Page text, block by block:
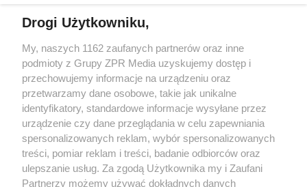
rozpowszechniany lub dalej rozpowszechniany w jakikolwiek sposób
(w tym także elektroniczny lub mechaniczny) na jakimkolwiek polu
eksploatacji w jakiejkolwiek formie, włącznie z umieszczaniem w
Internecie bez pisemnej zgody właściciela praw. Jakiekolwiek użycie
lub wykorzystanie utworów w całości lub w części z naruszeniem
prawa, tzn. bez właściwej zgody, jest zabronione pod groźbą kary i
może być ścigane prawnie.
Drogi Użytkowniku,
My, naszych 1162 zaufanych partnerów oraz inne
podmioty z Grupy ZPR Media uzyskujemy dostęp i
przechowujemy informacje na urządzeniu oraz
przetwarzamy dane osobowe, takie jak unikalne
identyfikatory, standardowe informacje wysyłane przez
urządzenie czy dane przeglądania w celu zapewniania
spersonalizowanych reklam, wybór spersonalizowanych
treści, pomiar reklam i treści, badanie odbiorców oraz
ulepszanie usług. Za zgodą Użytkownika my i Zaufani
Partnerzy możemy używać dokładnych danych